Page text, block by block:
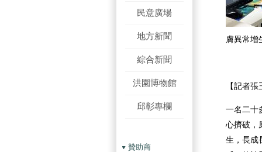
民意廣場
地方新聞
綜合新聞
洪園博物館
邱彰專欄
贊助商
膚異常增
【記者
一名二十
心擠破，
生，長成